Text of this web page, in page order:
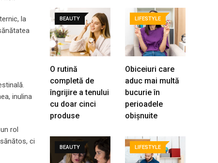
la
inulina
rol
ci
BEAUTY
O rutină
completă de
îngrijire a tenului
cu doar cinci
produse
LIFESTYLE
Obiceiuri care
aduc mai multă
bucurie în
perioadele
obișnuite
BEAUTY LIFESTYLE